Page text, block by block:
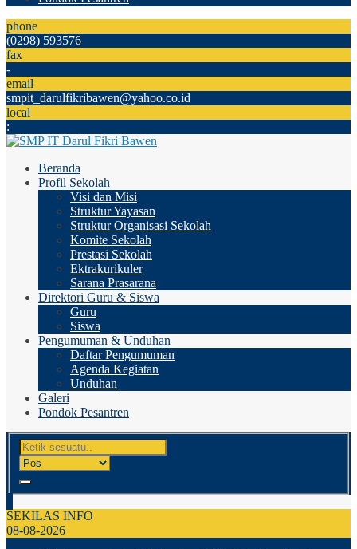
phone
(0298) 593576
fax
-
email
smpit_darulfikribawen@yahoo.co.id
local
:
Beranda
Profil Sekolah
Visi dan Misi
Struktur Yayasan
Struktur Organisasi Sekolah
Komite Sekolah
Prestasi Sekolah
Ektrakurikuler
Sarana Prasarana
Direktori Guru & Siswa
Guru
Siswa
Pengumuman & Unduhan
Daftar Pengumuman
Agenda Kegiatan
Unduhan
Galeri
Pondok Pesantren
SEKILAS INFO
08-08-2026